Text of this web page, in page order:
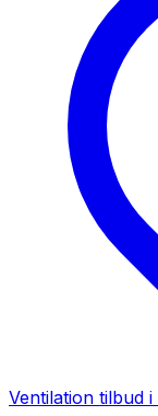
Ventilation tilbud i